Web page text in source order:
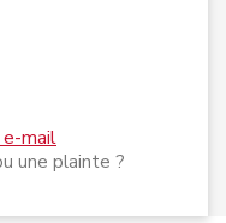
e-mail
une plainte ?